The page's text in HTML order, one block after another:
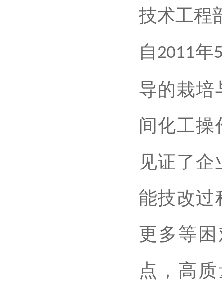
技术工程
自2011年
导的栽培
间化工操
见证了
能技改过
更多等
点，高